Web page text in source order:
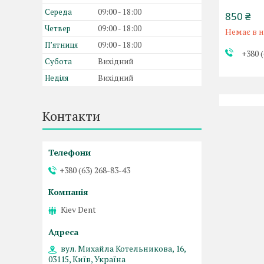
850 ₴
Немає в
+380
Середа
09:00
18:00
Четвер
09:00
18:00
Пʼятниця
09:00
18:00
Субота
Вихідний
Неділя
Вихідний
Контакти
+380 (63) 268-83-43
Kiev Dent
вул. Михайла Котельникова, 16,
03115, Київ, Україна